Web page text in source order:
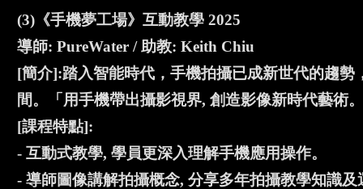
(3)《手機夢工場》互動教學 2025
導師: PureWater / 助教: Keith Chiu
[簡介]:踏入智能時代，手機拍攝已成新世代的趨
間。「用手機帶出攝影視界, 創造影像新時代藝術
[課程特點]:
- 互動式教學, 學員更深入理解手機應用操作。
- 導師圖像講解拍攝概念, 分享多年拍攝教學知識及